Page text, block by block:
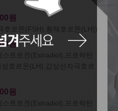
원
호르몬(FSH),황체호르몬(LH))
원
트로겐(Estradiol),프로락틴
호르몬(LH),갑상선자극호르
원
트로겐(Estradiol),프로락틴